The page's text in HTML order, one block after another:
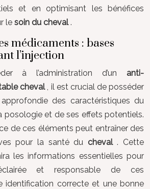
et en optimisant les bénéfices
le soin du cheval.
médicaments : bases
l’injection
à l’administration d’un anti-
cheval , il est crucial de posséder
des caractéristiques du
posologie et de ses effets potentiels.
de ces éléments peut entraîner des
pour la santé du cheval. Cette
les informations essentielles pour
et responsable de ces
identification correcte et une bonne